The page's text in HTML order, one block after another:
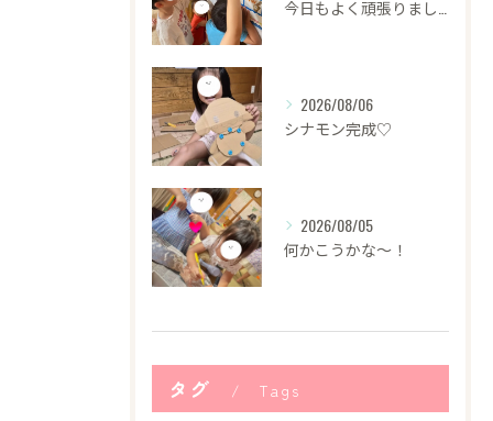
2026/08/06
シナモン完成♡
2026/08/05
何かこうかな〜！
タグ Tags